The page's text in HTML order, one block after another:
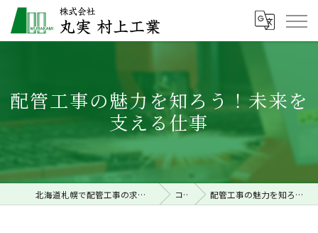
配管工事の魅力を知ろう！未来を
支える仕事
北海道札幌で配管工事の求人なら株式会社丸実村上工業 コラム 配管工事の魅力を知ろう！未来を支える仕事